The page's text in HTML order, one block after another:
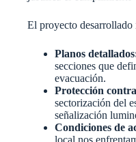
El proyecto desarrollado
Planos
secciones que
evacuación.
Protección
sectorización del
señalización
Condiciones de
local nos